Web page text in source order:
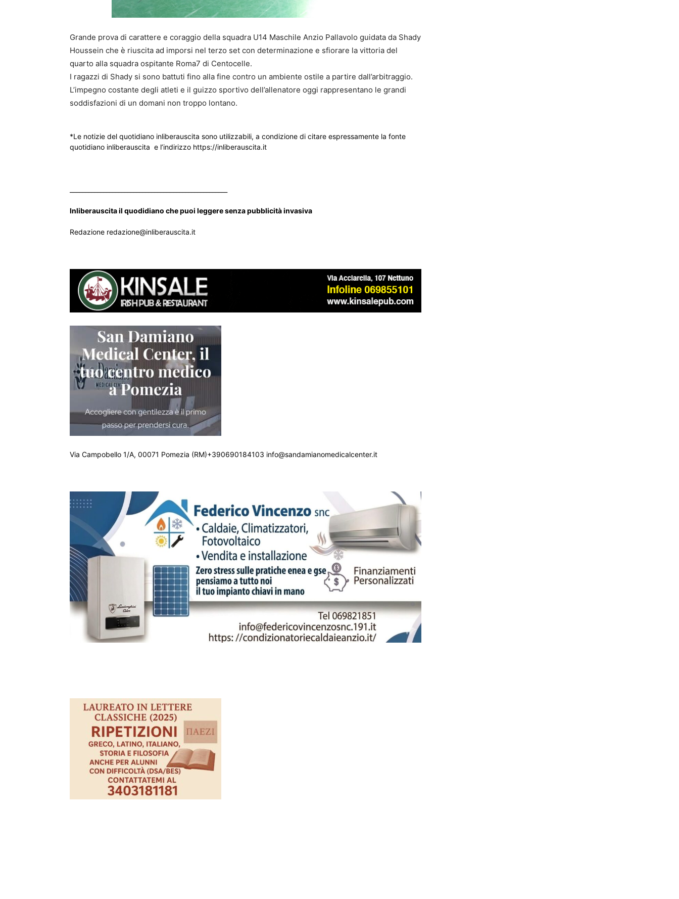
Grande prova di carattere e coraggio della squadra U14 Maschile Anzio Pallavolo guidata da Shady
Houssein che è riuscita ad imporsi nel terzo set con determinazione e sfiorare la vittoria del
quarto alla squadra ospitante Roma7 di Centocelle.
I ragazzi di Shady si sono battuti fino alla fine contro un ambiente ostile a partire dall’arbitraggio.
L’impegno costante degli atleti e il guizzo sportivo dell’allenatore oggi rappresentano le grandi
soddisfazioni di un domani non troppo lontano.
*Le notizie del quotidiano inliberauscita sono utilizzabili, a condizione di citare espressamente la fonte
quotidiano inliberauscita e l’indirizzo https://inliberauscita.it
Inliberauscita il quodidiano che puoi leggere senza pubblicità invasiva
Redazione redazione@inliberauscita.it
Via Campobello 1/A, 00071 Pomezia (RM)+390690184103 info@sandamianomedicalcenter.it